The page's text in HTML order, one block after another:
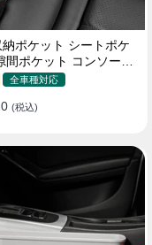
ポケット シートポケ
間ポケット コンソール
カー用品
全車種対応
(税込)